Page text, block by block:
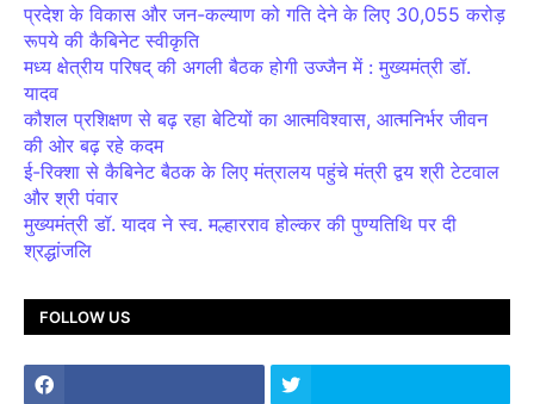
प्रदेश के विकास और जन-कल्याण को गति देने के लिए 30,055 करोड़
रूपये की कैबिनेट स्वीकृति
मध्य क्षेत्रीय परिषद् की अगली बैठक होगी उज्जैन में : मुख्यमंत्री डॉ.
यादव
कौशल प्रशिक्षण से बढ़ रहा बेटियों का आत्मविश्वास, आत्मनिर्भर जीवन
की ओर बढ़ रहे कदम
ई-रिक्शा से कैबिनेट बैठक के लिए मंत्रालय पहुंचे मंत्री द्वय श्री टेटवाल
और श्री पंवार
मुख्यमंत्री डॉ. यादव ने स्व. मल्हारराव होल्कर की पुण्यतिथि पर दी
श्रद्धांजलि
FOLLOW US